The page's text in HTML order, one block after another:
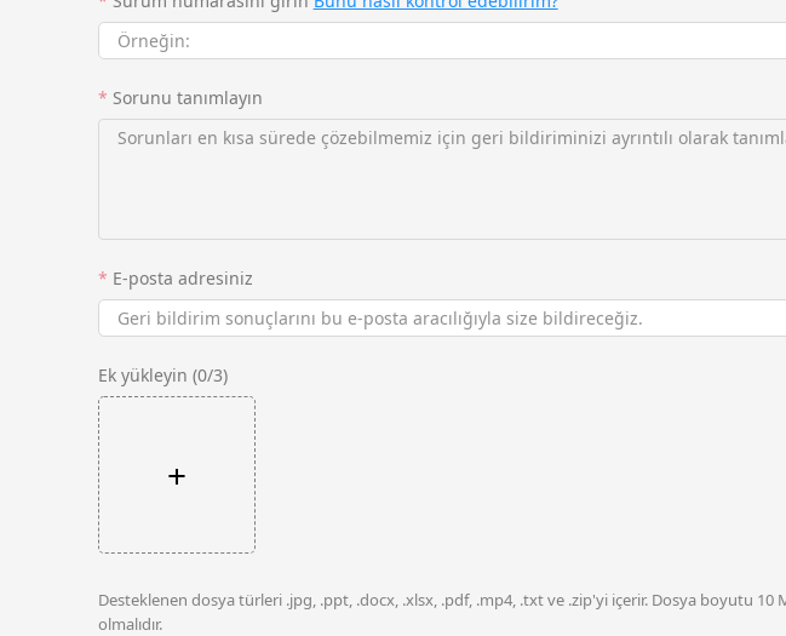
* Sorunu tanımlayın
* E-posta adresiniz
Ek yükleyin (0/3)
+
Desteklenen dosya türleri .jpg, .ppt, .docx, .xlsx, .pdf, .mp4, .txt ve .zip'yi içerir. Dosya boyutu 10
olmalıdır.